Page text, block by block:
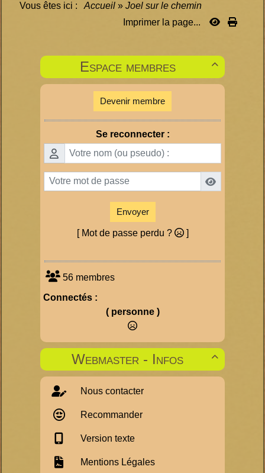
Vous êtes ici : Accueil » Joel sur le chemin
Imprimer la page...

Espace membres
Devenir membre
Se reconnecter :
Envoyer
[ Mot de passe perdu ? ]
56 membres
Connectés :
( personne )

Webmaster - Infos
Nous contacter
Recommander
Version texte
Mentions Légales